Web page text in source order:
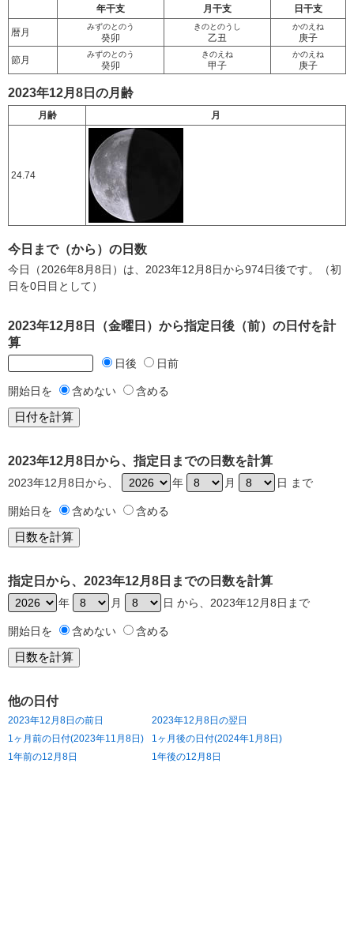
年干支 月干支 日干支
暦月
みずのとのう
癸卯
きのとのうし
乙丑
かのえね
庚子
節月
みずのとのう
癸卯
きのえね
甲子
かのえね
庚子
2023年12月8日の月齢
月齢 月
24.74
今日まで（から）の日数
今日（2026年8月8日）は、2023年12月8日から974日後です。（初
日を0日目として）
2023年12月8日（金曜日）から指定日後（前）の日付を計
算
日後 日前
開始日を 含めない 含める
2023年12月8日から、指定日までの日数を計算
2023年12月8日から、 年 月 日 まで
開始日を 含めない 含める
指定日から、2023年12月8日までの日数を計算
年 月 日 から、2023年12月8日まで
開始日を 含めない 含める
他の日付
2023年12月8日の前日
2023年12月8日の翌日
1ヶ月前の日付(2023年11月8日)
1ヶ月後の日付(2024年1月8日)
1年前の12月8日
1年後の12月8日